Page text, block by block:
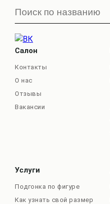
Салон
Контакты
О нас
Отзывы
Вакансии
Услуги
Подгонка по фигуре
Как узнать свой размер